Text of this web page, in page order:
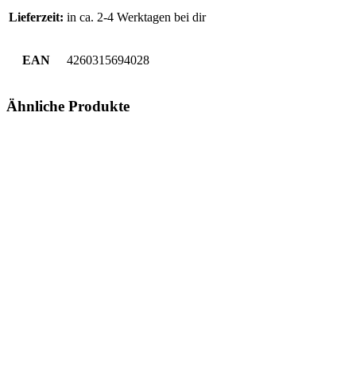
Lieferzeit: in ca. 2-4 Werktagen bei dir
EAN 4260315694028
Ähnliche Produkte